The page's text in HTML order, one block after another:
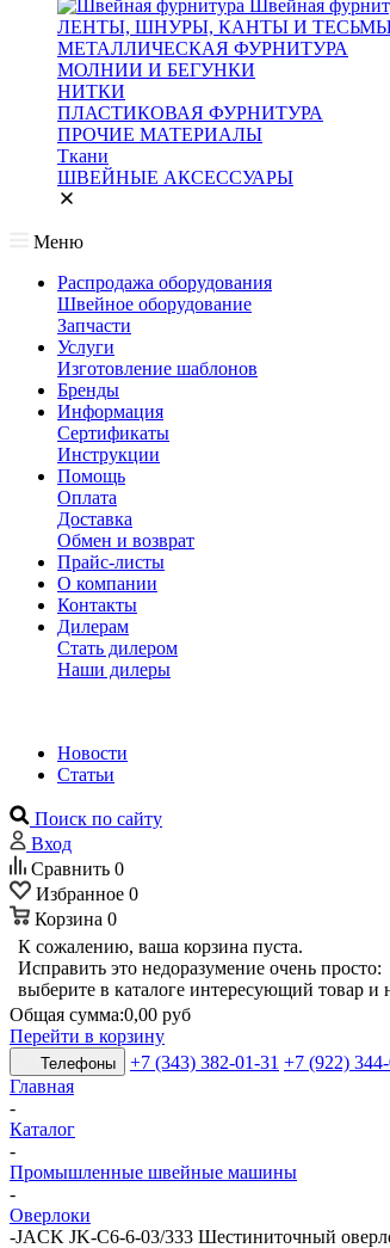
Швейная
ЛЕНТЫ, ШНУРЫ, КАНТЫ И
МЕТАЛЛИЧЕСКАЯ ФУРНИТУРА
МОЛНИИ И БЕГУНКИ
НИТКИ
ПЛАСТИКОВАЯ ФУРНИТУРА
ПРОЧИЕ МАТЕРИАЛЫ
Ткани
ШВЕЙНЫЕ АКСЕССУАРЫ
Меню
Распродажа оборудования
Швейное оборудование
Запчасти
Услуги
Изготовление шаблонов
Бренды
Информация
Сертификаты
Инструкции
Помощь
Оплата
Доставка
Обмен и возврат
Прайс-листы
О компании
Контакты
Дилерам
Стать дилером
Наши дилеры
Новости
Статьи
Поиск по сайту
Вход
Сравнить 0
Избранное 0
Корзина 0
К сожалению, ваша корзина пуста.
Исправить это недоразумение очень просто:
выберите в каталоге интересующий товар
Общая сумма:0,00 руб
Перейти в корзину
Телефоны +7 (343) 382-01-31 +7 (922)
Главная
-
Каталог
-
Промышленные швейные машины
-
Оверлоки
-JACK JK-C6-6-03/333 Шестиниточный